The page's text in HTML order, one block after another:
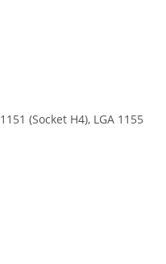
(Socket H4), LGA 1155